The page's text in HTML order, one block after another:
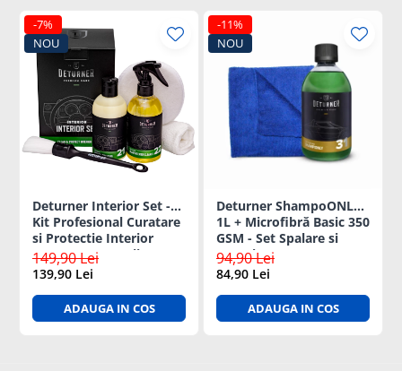
-7%
NOU
Deturner Interior Set -
Kit Profesional Curatare
si Protectie Interior
Auto cu Accesorii
Incluse, Finisaj Satinat -
149,90 Lei
139,90 Lei
ADAUGA IN COS
-11%
NOU
Deturner ShampoONLY
1L + Microfibră Basic 350
GSM - Set Spalare si
Intretinere auto
94,90 Lei
84,90 Lei
ADAUGA IN COS